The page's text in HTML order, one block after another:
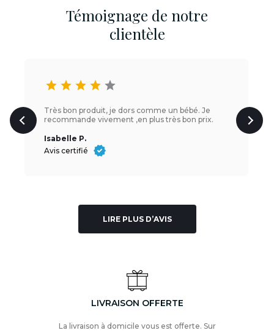
Témoignage de notre
clientèle
star star star star star
Très bon produit, je dors comme un bébé. Je
recommande vivement ,en plus très bon prix.
Isabelle P.
Avis certifié
LIRE PLUS D’AVIS
LIVRAISON OFFERTE
La livraison à domicile vous est offerte. Sur